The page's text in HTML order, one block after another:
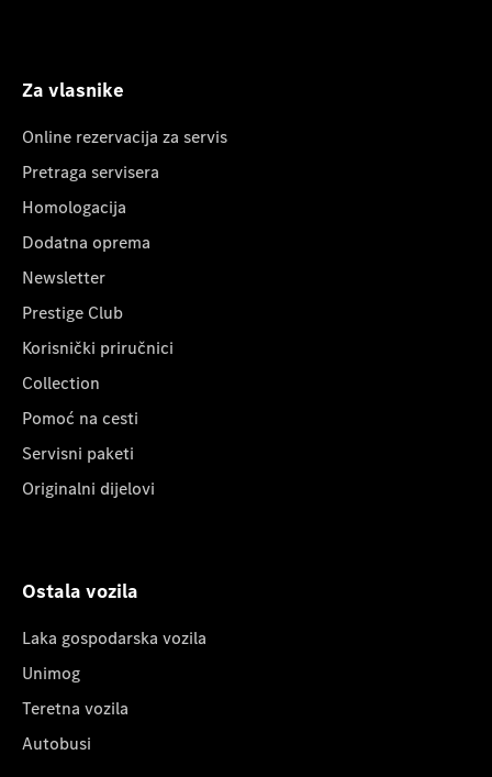
Za vlasnike
Online rezervacija za servis
Pretraga servisera
Homologacija
Dodatna oprema
Newsletter
Prestige Club
Korisnički priručnici
Collection
Pomoć na cesti
Servisni paketi
Originalni dijelovi
Ostala vozila
Laka gospodarska vozila
Unimog
Teretna vozila
Autobusi